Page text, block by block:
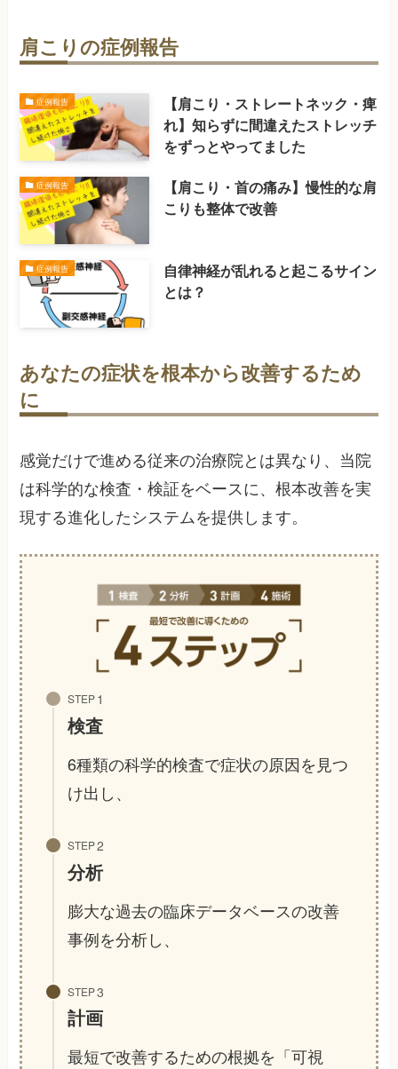
肩こりの症例報告
症例報告
【肩こり・ストレートネック・痺
れ】知らずに間違えたストレッチ
をずっとやってました
症例報告
【肩こり・首の痛み】慢性的な肩
こりも整体で改善
症例報告
自律神経が乱れると起こるサイン
とは？
あなたの症状を根本から改善するため
に
感覚だけで進める従来の治療院とは異なり、当院
は科学的な検査・検証をベースに、根本改善を実
現する進化したシステムを提供します。
STEP
検査
6種類の科学的検査で症状の原因を見つ
け出し、
STEP
分析
膨大な過去の臨床データベースの改善
事例を分析し、
STEP
計画
最短で改善するための根拠を「可視